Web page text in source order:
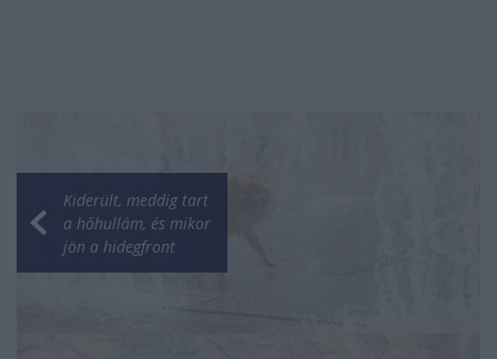
Kiderült, meddig tart
a hőhullám, és mikor
jön a hidegfront